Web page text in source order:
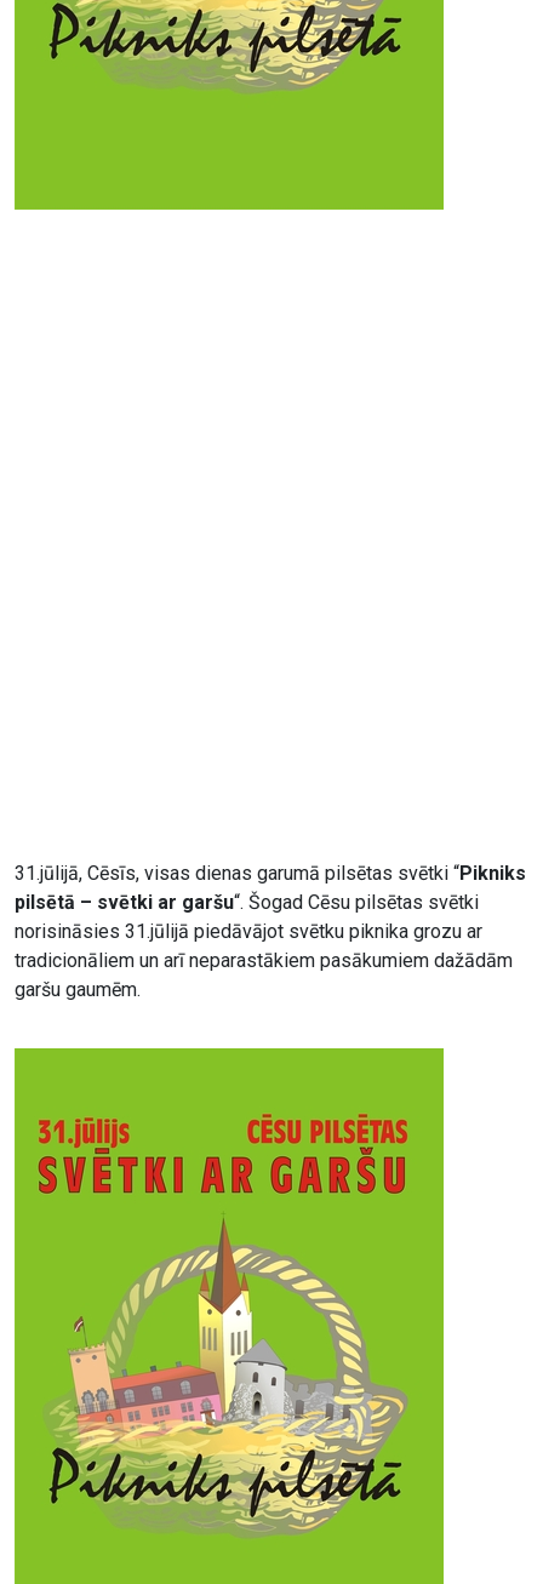
31.jūlijā, Cēsīs, visas dienas garumā pilsētas svētki “Pikniks
pilsētā – svētki ar garšu“. Šogad Cēsu pilsētas svētki
norisināsies 31.jūlijā piedāvājot svētku piknika grozu ar
tradicionāliem un arī neparastākiem pasākumiem dažādām
garšu gaumēm.